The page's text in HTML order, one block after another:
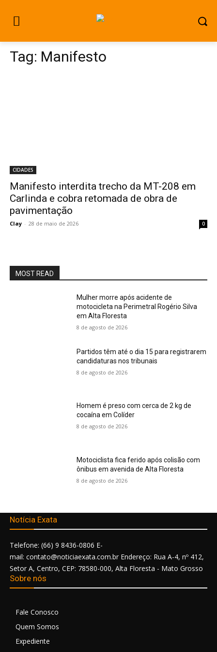
Tag: Manifesto
CIDADES
Manifesto interdita trecho da MT-208 em
Carlinda e cobra retomada de obra de
pavimentação
Clay - 28 de maio de 2026 0
MOST READ
Mulher morre após acidente de
motocicleta na Perimetral Rogério Silva
em Alta Floresta
8 de agosto de 2026
Partidos têm até o dia 15 para registrarem
candidaturas nos tribunais
8 de agosto de 2026
Homem é preso com cerca de 2 kg de
cocaína em Colíder
8 de agosto de 2026
Motociclista fica ferido após colisão com
ônibus em avenida de Alta Floresta
8 de agosto de 2026
Notícia Exata
Telefone: (66) 9 8436-0806 E-
mail: contato@noticiaexata.com.br Endereço: Rua A-4, nº 412,
Setor A, Centro, CEP: 78580-000, Alta Floresta - Mato Grosso
Sobre nós
Fale Conosco
Quem Somos
Expediente